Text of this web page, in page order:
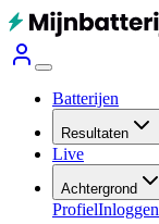
Batterijen
Resultaten
Live
Achtergrond
ProfielInloggen